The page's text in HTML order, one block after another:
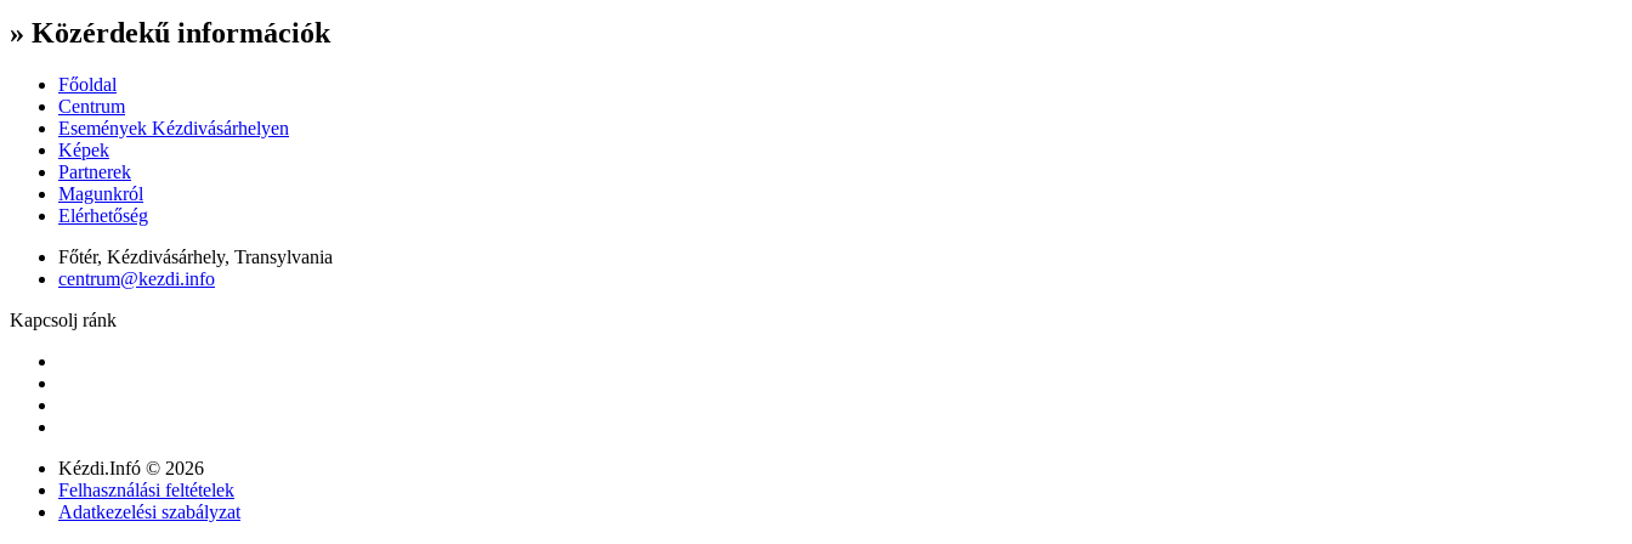
» Közérdekű információk
Főoldal
Centrum
Események Kézdivásárhelyen
Képek
Partnerek
Magunkról
Elérhetőség
Főtér, Kézdivásárhely, Transylvania
centrum@kezdi.info
Kapcsolj ránk
Kézdi.Infó © 2026
Felhasználási feltételek
Adatkezelési szabályzat